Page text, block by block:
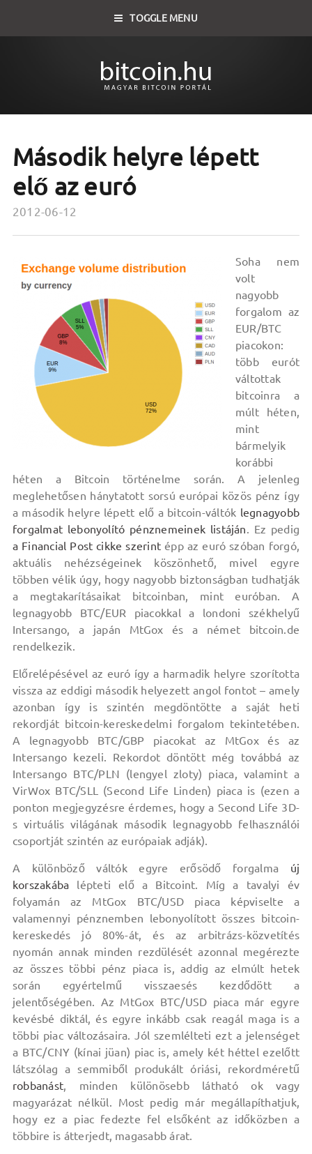
TOGGLE MENU
Második helyre lépett
elő az euró
2012-06-12
Soha nem
volt
nagyobb
forgalom az
EUR/BTC
piacokon:
több eurót
váltottak
bitcoinra a
múlt héten,
mint
bármelyik
korábbi
héten a Bitcoin történelme során. A jelenleg
meglehetősen hánytatott sorsú európai közös pénz így
a második helyre lépett elő a bitcoin-váltók legnagyobb
forgalmat lebonyolító pénznemeinek listáján. Ez pedig
a Financial Post cikke szerint épp az euró szóban forgó,
aktuális nehézségeinek köszönhető, mivel egyre
többen vélik úgy, hogy nagyobb biztonságban tudhatják
a megtakarításaikat bitcoinban, mint euróban. A
legnagyobb BTC/EUR piacokkal a londoni székhelyű
Intersango, a japán MtGox és a német bitcoin.de
rendelkezik.
Előrelépésével az euró így a harmadik helyre szorította
vissza az eddigi második helyezett angol fontot – amely
azonban így is szintén megdöntötte a saját heti
rekordját bitcoin-kereskedelmi forgalom tekintetében.
A legnagyobb BTC/GBP piacokat az MtGox és az
Intersango kezeli. Rekordot döntött még továbbá az
Intersango BTC/PLN (lengyel zloty) piaca, valamint a
VirWox BTC/SLL (Second Life Linden) piaca is (ezen a
ponton megjegyzésre érdemes, hogy a Second Life 3D-
s virtuális világának második legnagyobb felhasználói
csoportját szintén az európaiak adják).
A különböző váltók egyre erősödő forgalma új
korszakába lépteti elő a Bitcoint. Míg a tavalyi év
folyamán az MtGox BTC/USD piaca képviselte a
valamennyi pénznemben lebonyolított összes bitcoin-
kereskedés jó 80%-át, és az arbitrázs-közvetítés
nyomán annak minden rezdülését azonnal megérezte
az összes többi pénz piaca is, addig az elmúlt hetek
során egyértelmű visszaesés kezdődött a
jelentőségében. Az MtGox BTC/USD piaca már egyre
kevésbé diktál, és egyre inkább csak reagál maga is a
többi piac változásaira. Jól szemlélteti ezt a jelenséget
a BTC/CNY (kínai jüan) piac is, amely két héttel ezelőtt
látszólag a semmiből produkált óriási, rekordméretű
robbanást, minden különösebb látható ok vagy
magyarázat nélkül. Most pedig már megállapíthatjuk,
hogy ez a piac fedezte fel elsőként az időközben a
többire is átterjedt, magasabb árat.